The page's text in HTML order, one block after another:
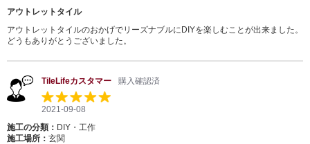
アウトレットタイル
アウトレットタイルのおかげでリーズナブルにDIYを楽しむことが出来ました。
どうもありがとうございました。
TileLifeカスタマー 購入確認済
2021-09-08
施工の分類： DIY・工作
施工場所： 玄関